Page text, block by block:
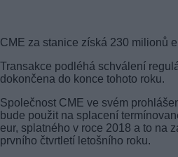
CME za stanice získá 230 milionů
Transakce podléhá schválení
dokončena do konce tohoto roku.
Společnost CME ve svém
bude použit na splacení
eur, splatného v roce 2018 a to na
prvního čtvrtletí letošního roku.